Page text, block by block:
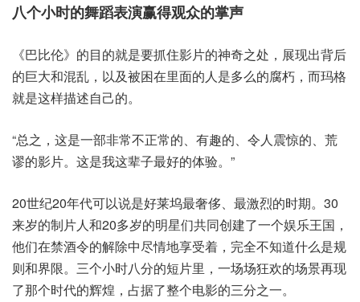
八个小时的舞蹈表演赢得观众的掌声
《巴比伦》的目的就是要抓住影片的神奇之处，展现出背后
的巨大和混乱，以及被困在里面的人是多么的腐朽，而玛格
就是这样描述自己的。
“总之，这是一部非常不正常的、有趣的、令人震惊的、荒
谬的影片。这是我这辈子最好的体验。”
20世纪20年代可以说是好莱坞最奢侈、最激烈的时期。30
来岁的制片人和20多岁的明星们共同创建了一个娱乐王国，
他们在禁酒令的解除中尽情地享受着，完全不知道什么是规
则和界限。三个小时八分的短片里，一场场狂欢的场景再现
了那个时代的辉煌，占据了整个电影的三分之一。